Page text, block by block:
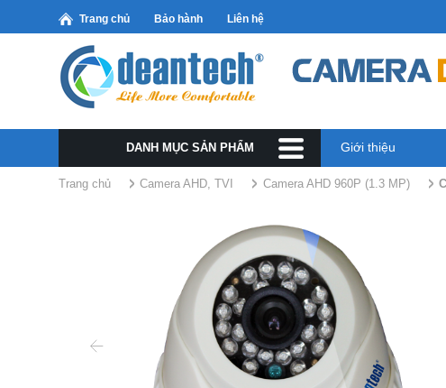
Trang chủ Bảo hành Liên hệ
DANH MỤC SẢN PHẨM Giới thiệu
Trang chủ Camera AHD, TVI Camera AHD 960P (1.3 MP)